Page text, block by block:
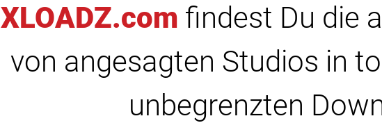
XLOADZ.com findest Du die
von angesagten Studios in
unbegrenzten